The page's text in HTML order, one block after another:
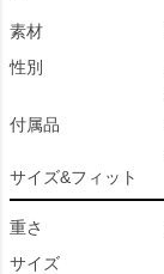
素材
性別
付属品
サイズ&フィット
重さ
サイズ